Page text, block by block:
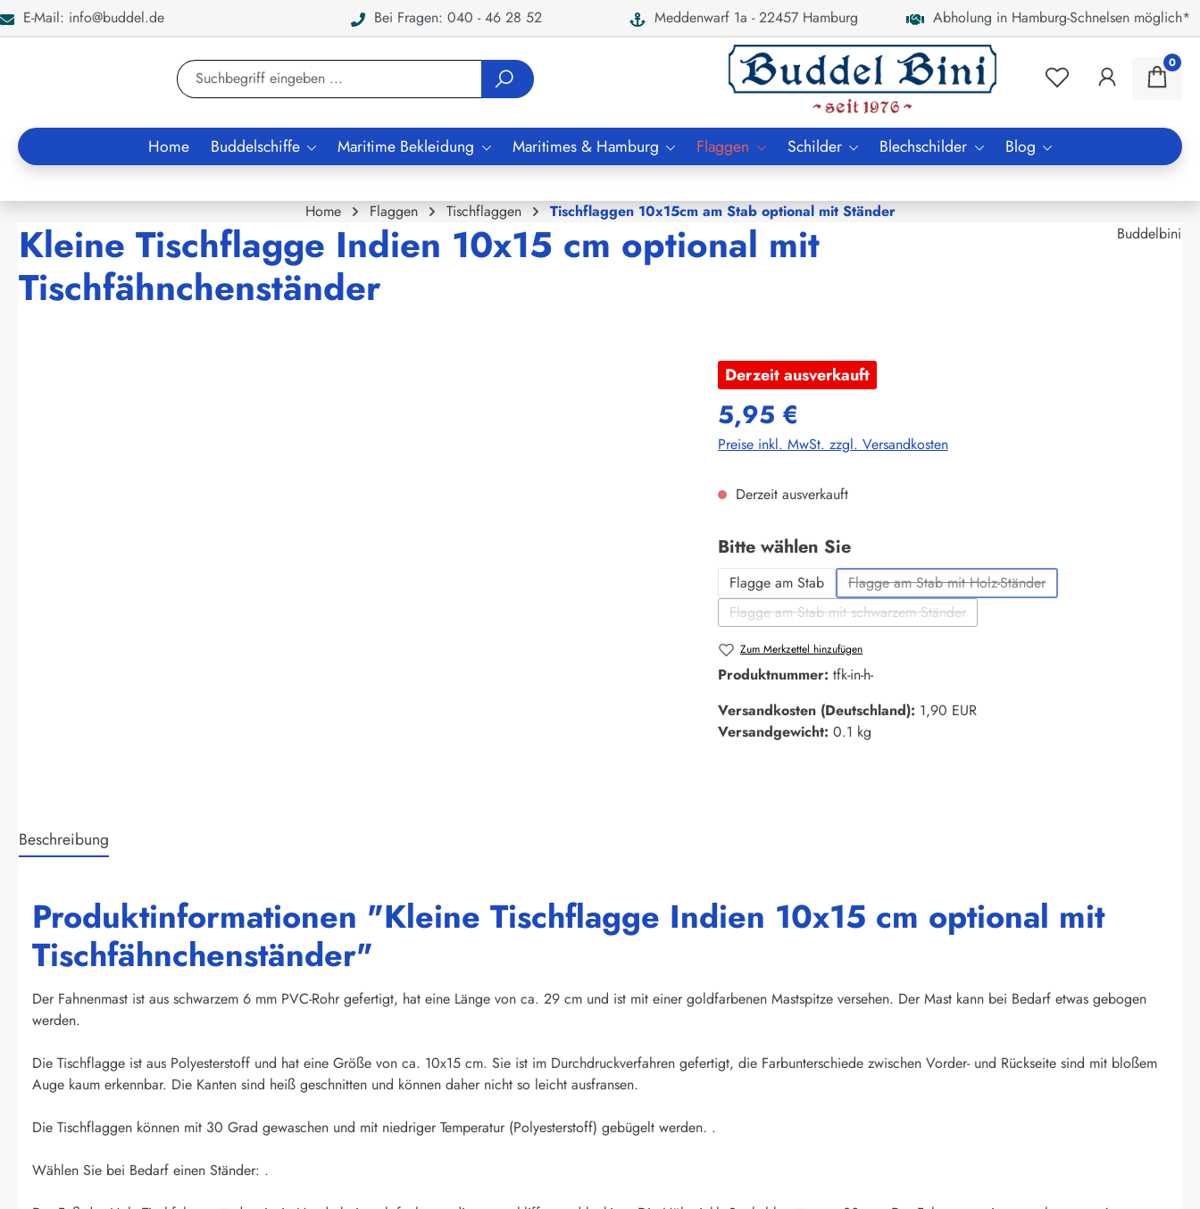
Zur Suche springen
E-Mail: info@buddel.de Bei Fragen: 040 - 46 28 52 Meddenwarf 1a - 22457 Hamburg Abholung in Hamburg-Schnelsen möglich*
0
Home Buddelschiffe Maritime Bekleidung Maritimes & Hamburg Flaggen Schilder Blechschilder Blog
Home Flaggen Tischflaggen Tischflaggen 10x15cm am Stab optional mit Ständer
Kleine Tischflagge Indien 10x15 cm optional mit
Tischfähnchenständer
Buddelbini
Derzeit ausverkauft
5,95 €
Preise inkl. MwSt. zzgl. Versandkosten
Derzeit ausverkauft
Bitte wählen Sieauswählen
Flagge am Stab Flagge am Stab mit Holz-Ständer
(Diese Option ist zurzeit nicht verfügbar.)
Flagge am Stab mit schwarzem Ständer
(Diese Option ist zurzeit nicht verfügbar.)
Zum Merkzettel hinzufügen
Produktnummer: tfk-in-h-
Versandkosten (Deutschland): 1,90 EUR
Versandgewicht: 0.1 kg
Beschreibung
Produktinformationen "Kleine Tischflagge Indien 10x15 cm optional mit
Tischfähnchenständer"
Der Fahnenmast ist aus schwarzem 6 mm PVC-Rohr gefertigt, hat eine Länge von ca. 29 cm und ist mit einer goldfarbenen Mastspitze versehen. Der Mast kann bei Bedarf etwas gebogen
werden.
Die Tischflagge ist aus Polyesterstoff und hat eine Größe von ca. 10x15 cm. Sie ist im Durchdruckverfahren gefertigt, die Farbunterschiede zwischen Vorder- und Rückseite sind mit bloßem
Auge kaum erkennbar. Die Kanten sind heiß geschnitten und können daher nicht so leicht ausfransen.
Die Tischflaggen können mit 30 Grad gewaschen und mit niedriger Temperatur (Polyesterstoff) gebügelt werden. .
Wählen Sie bei Bedarf einen Ständer: .